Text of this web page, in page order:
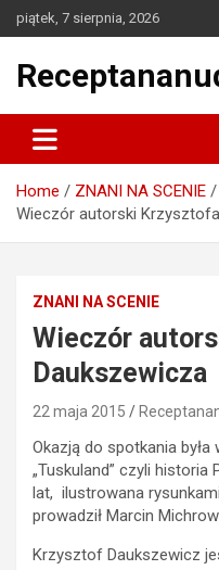
Skip
to
piątek, 7 sierpnia, 2026
Home
ZNANI NA SCENIE
Wieczór autorski
ZNANI NA SCENIE
Wieczór
Daukszewicza
22 maja 2015
Okazją do spotkania
„Tuskuland” czyli
lat, ilustrowana
prowadził Marcin
Krzysztof Daukszewicz